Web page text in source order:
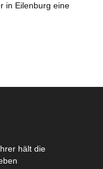
in Eilenburg eine
hält die